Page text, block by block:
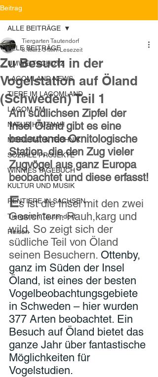
Beitrag
ALLE BEITRÄGE
UMWELTSCHUTZ
LAGOMLAND NEWS
TIERE IM LAGOMLAND
LAGOM FM
NATUR HAUTNAH
MOBILITÄT & TECHNIK
SOZIALE PROJEKTE
WINNIES TAGEBUCH
KULTUR UND MUSIK
RENTIERE IN SACHSEN
Tiergarten Tautendorf
Reisen
ALLE BEITRÄGE
Zu Besuch in der
Vogelstation auf Öland
(Schweden) Teil 1
Tiergarten Tautendorf
8. März 3 Min. Lesezeit
Am südlichsen Zipfel der
Insel Öland gibt es eine
bedeutende Ornitologische
Station, die den Zug vieler
Zugvögel aus ganz Europa
beobachtet und diese erfasst!
Es ist die Insel mit den zwei
Gesichtern. Rauh,karg und
wild. So zeigt sich der
südliche Teil von Öland
seinen Besuchern. Ottenby,
ganz im Süden der Insel
Öland, ist eines der besten
Vogelbeobachtungsgebiete
in Schweden – hier wurden
377 Arten beobachtet. Ein
Besuch auf Öland bietet das
ganze Jahr über fantastische
Möglichkeiten für
Vogelstudien.